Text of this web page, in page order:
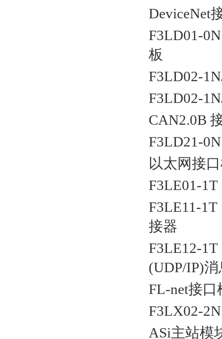
DeviceNet
F3LD01-
板
F3LD02-
F3LD02-
CAN2.0B
F3LD21-
以太网接
F3LE01-1T
F3LE11-1T
接器
F3LE12-1T
(UDP/IP)消
FL-net接口
F3LX02-
ASi主站模